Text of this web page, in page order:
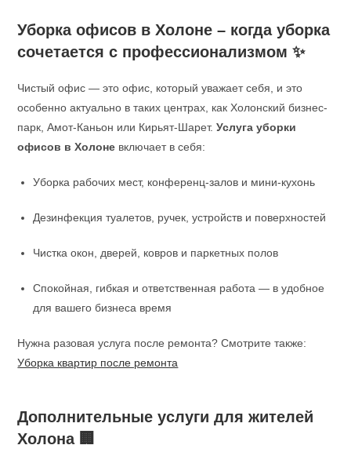
Уборка офисов в Холоне – когда уборка
сочетается с профессионализмом ✨
Чистый офис — это офис, который уважает себя, и это
особенно актуально в таких центрах, как Холонский бизнес-
парк, Амот-Каньон или Кирьят-Шарет.Услуга уборки
офисов в Холоне включает в себя:
Уборка рабочих мест, конференц-залов и мини-кухонь
Дезинфекция туалетов, ручек, устройств и поверхностей
Чистка окон, дверей, ковров и паркетных полов
Спокойная, гибкая и ответственная работа — в удобное
для вашего бизнеса время
Нужна разовая услуга после ремонта? Смотрите также:
Уборка квартир после ремонта
Дополнительные услуги для жителей
Холона 🏢